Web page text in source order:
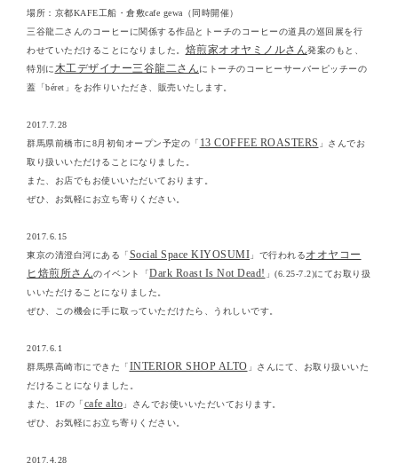
場所：京都KAFE工船・倉敷cafe gewa（同時開催）
三谷龍二さんのコーヒーに関係する作品とトーチのコーヒーの道具の巡回展を行
わせていただけることになりました。 焙煎家オオヤミノルさん発案のもと、
特別に木工デザイナー三谷龍二さんにトーチのコーヒーサーバーピッチーの
蓋「béret」をお作りいただき、販売いたします。
2017.7.28
群馬県前橋市に8月初旬オープン予定の「 13 COFFEE ROASTERS 」さんでお
取り扱いいただけることになりました。
また、お店でもお使いいただいております。
ぜひ、お気軽にお立ち寄りください。
2017.6.15
東京の清澄白河にある「Social Space KIYOSUMI 」で行われるオオヤコー
ヒ焙煎所さんのイベント「Dark Roast Is Not Dead! 」(6.25-7.2)にてお取り扱
いいただけることになりました。
ぜひ、この機会に手に取っていただけたら、うれしいです。
2017.6.1
群馬県高崎市にできた「INTERIOR SHOP ALTO 」さんにて、お取り扱いいた
だけることになりました。
また、1Fの「cafe alto 」さんでお使いいただいております。
ぜひ、お気軽にお立ち寄りください。
2017.4.28